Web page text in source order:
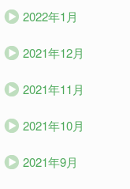
2022年1月
2021年12月
2021年11月
2021年10月
2021年9月